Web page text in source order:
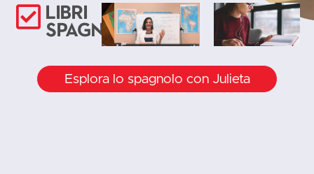
Libri
spagnoli
Corsi
online
Libri
audio
Esplora lo spagnolo con Julieta